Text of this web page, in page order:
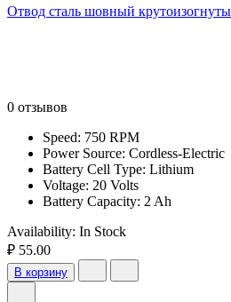
Отвод сталь шовный
0 отзывов
Speed: 750 RPM
Power Source: Cordless-Electric
Battery Cell Type: Lithium
Voltage: 20 Volts
Battery Capacity: 2 Ah
Availability: In Stock
₽ 55.00
В корзину